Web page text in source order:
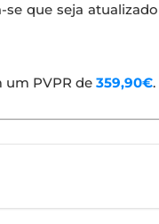
que seja
um PVPR de 359,90€.